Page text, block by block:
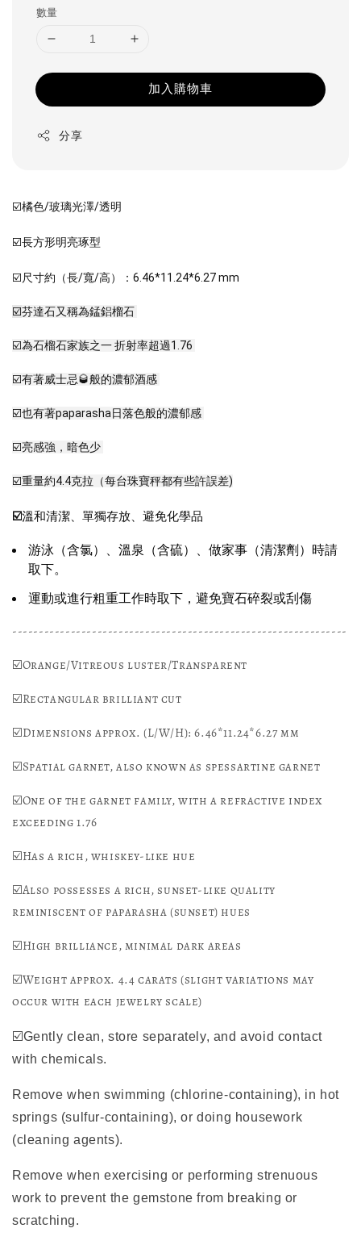
數量
加入購物車
分享
☑️橘色/玻璃光澤/透明
☑️長方形明亮琢型
☑️尺寸約（長/寬/高）：6.46*11.24*6.27 mm
☑️芬達石又稱為錳鋁榴石
☑️為石榴石家族之一 折射率超過1.76
☑️有著威士忌🥃般的濃郁酒感
☑️也有著paparasha日落色般的濃郁感
☑️亮感強，暗色少
☑️重量約4.4克拉（每台珠寶秤都有些許誤差)
☑️溫和清潔、單獨存放、避免化學品
游泳（含氯）、溫泉（含硫）、做家事（清潔劑）時請
取下。
運動或進行粗重工作時取下，避免寶石碎裂或刮傷
---------------------------------------------------------------
☑️Orange/Vitreous luster/Transparent
☑️Rectangular brilliant cut
☑️Dimensions approx. (L/W/H): 6.46*11.24*6.27 mm
☑️Spatial garnet, also known as spessartine garnet
☑️One of the garnet family, with a refractive index
exceeding 1.76
☑️Has a rich, whiskey-like hue
☑️Also possesses a rich, sunset-like quality
reminiscent of paparasha (sunset) hues
☑️High brilliance, minimal dark areas
☑️Weight approx. 4.4 carats (slight variations may
occur with each jewelry scale)
☑️Gently clean, store separately, and avoid contact
with chemicals.
Remove when swimming (chlorine-containing), in hot
springs (sulfur-containing), or doing housework
(cleaning agents).
Remove when exercising or performing strenuous
work to prevent the gemstone from breaking or
scratching.